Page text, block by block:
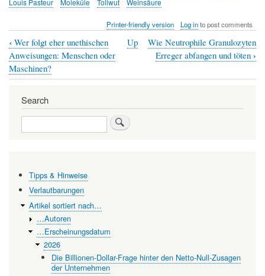
Louis Pasteur
Moleküle Tollwut Weinsäure
Printer-friendly version Log into post comments
Book
traversal
for
Das
chemische
von
Louis
Pasteur
‹ Wer folgt eher unethischen
Anweisungen: Menschen oder
Maschinen?
Up
Wie Neutrophile Granulozyten
Erreger abfangen und töten ›
Search
Search
Tipps & Hinweise
Verlautbarungen
Artikel sortiert nach…
…Autoren
…Erscheinungsdatum
2026
Die Billionen-Dollar-Frage hinter den Netto-Null-Zusagen
der Unternehmen